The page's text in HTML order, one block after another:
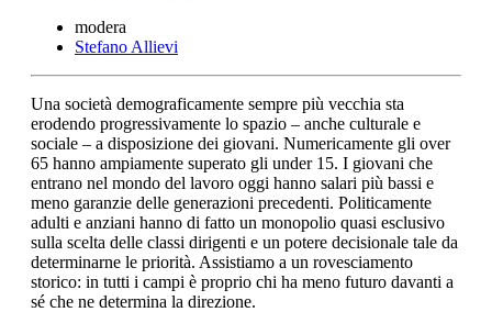
modera
Stefano Allievi
Una società demograficamente sempre più vecchia sta
erodendo progressivamente lo spazio – anche culturale e
sociale – a disposizione dei giovani. Numericamente gli over
65 hanno ampiamente superato gli under 15. I giovani che
entrano nel mondo del lavoro oggi hanno salari più bassi e
meno garanzie delle generazioni precedenti. Politicamente
adulti e anziani hanno di fatto un monopolio quasi esclusivo
sulla scelta delle classi dirigenti e un potere decisionale tale da
determinarne le priorità. Assistiamo a un rovesciamento
storico: in tutti i campi è proprio chi ha meno futuro davanti a
sé che ne determina la direzione.